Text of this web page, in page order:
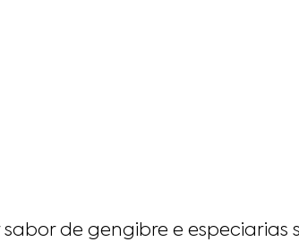
de gengibre e especiarias